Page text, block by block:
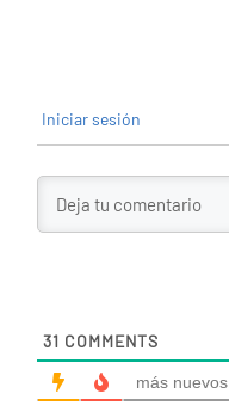
Iniciar sesión
31 COMMENTS
más nuevos